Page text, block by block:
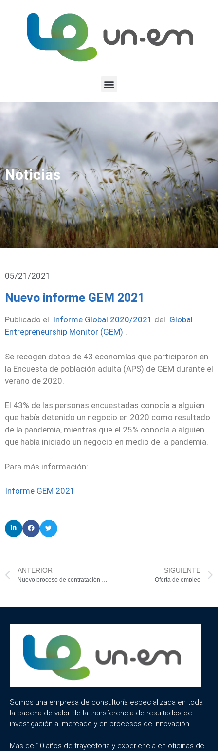
Noticias
05/21/2021
Nuevo informe GEM 2021
Publicado el Informe Global 2020/2021 del Global
Entrepreneurship Monitor (GEM) .
Se recogen datos de 43 economías que participaron en
la Encuesta de población adulta (APS) de GEM durante el
verano de 2020.
El 43% de las personas encuestadas conocía a alguien
que había detenido un negocio en 2020 como resultado
de la pandemia, mientras que el 25% conocía a alguien.
que había iniciado un negocio en medio de la pandemia.
Para más información:
Informe GEM 2021
ANTERIOR SIGUIENTE
Oferta de empleo
Somos una empresa de consultoría especializada en toda
la cadena de valor de la transferencia de resultados de
investigación al mercado y en procesos de innovación.
Más de 10 años de trayectoria y experiencia en oficinas de